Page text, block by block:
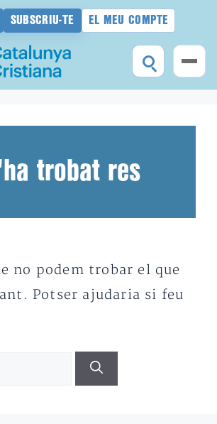
SUBSCRIU-TE EL MEU COMPTE
trobat res
no podem trobar el que
Potser ajudaria si feu